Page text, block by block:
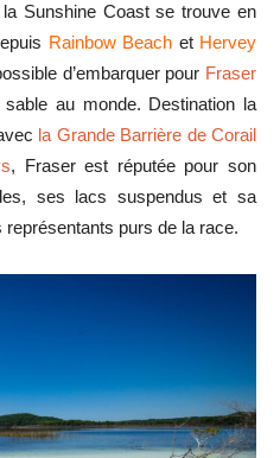
Sunshine Coast se trouve en
Rainbow Beach et Hervey
d’embarquer pour Fraser
au monde. Destination la
la Grande Barrière de Corail
, Fraser est réputée pour son
ses lacs suspendus et sa
représentants purs de la race.